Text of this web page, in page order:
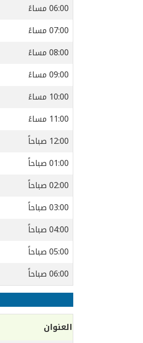
06:00 مساءً
07:00 مساءً
08:00 مساءً
09:00 مساءً
10:00 مساءً
11:00 مساءً
12:00 صباحاً
01:00 صباحاً
02:00 صباحاً
03:00 صباحاً
04:00 صباحاً
05:00 صباحاً
06:00 صباحاً
العنوان